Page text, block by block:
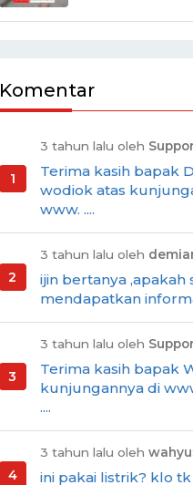
Komentar
3 tahun lalu oleh
Terima kasih bapak
wodiok atas
www. ....
3 tahun lalu oleh
ijin bertanya ,apakah
mendapatkan
3 tahun lalu oleh
Terima kasih bapak
kunjungannya di
....
3 tahun lalu oleh wahyu
ini pakai listrik? klo